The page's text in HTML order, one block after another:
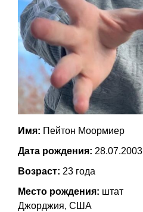
Имя: Пейтон Моормиер
Дата рождения: 28.07.2003
Возраст: 23 года
Место рождения: штат
Джорджия, США